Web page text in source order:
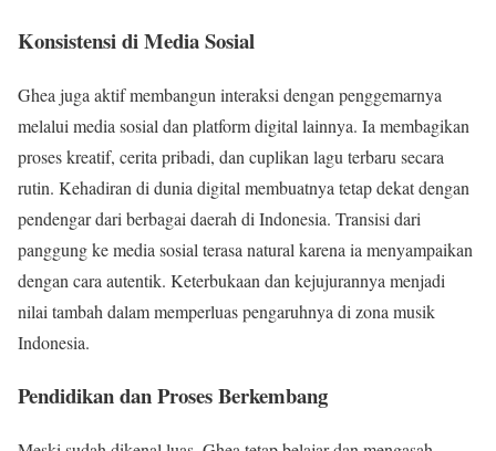
Konsistensi di Media Sosial
Ghea juga aktif membangun interaksi dengan penggemarnya
melalui media sosial dan platform digital lainnya. Ia membagikan
proses kreatif, cerita pribadi, dan cuplikan lagu terbaru secara
rutin. Kehadiran di dunia digital membuatnya tetap dekat dengan
pendengar dari berbagai daerah di Indonesia. Transisi dari
panggung ke media sosial terasa natural karena ia menyampaikan
dengan cara autentik. Keterbukaan dan kejujurannya menjadi
nilai tambah dalam memperluas pengaruhnya di zona musik
Indonesia.
Pendidikan dan Proses Berkembang